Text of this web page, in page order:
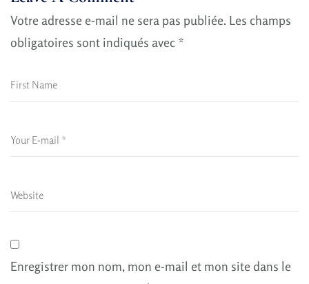
Votre adresse e-mail ne sera pas publiée. Les champs
obligatoires sont indiqués avec *
Enregistrer mon nom, mon e-mail et mon site dans le